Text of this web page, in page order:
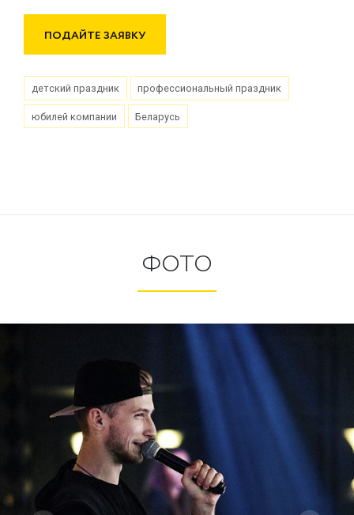
ПОДАЙТЕ ЗАЯВКУ
детский праздник профессиональный праздник
юбилей компании Беларусь
ФОТО